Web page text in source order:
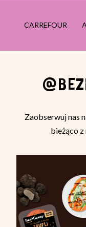
CARREFOUR
Zaobserwuj nas
bieżąco